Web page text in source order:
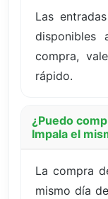
Las
disponibles
compra,
rápido.
¿Puedo
Impala el
La compra
mismo día